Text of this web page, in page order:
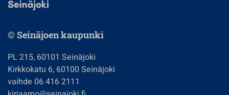
© Seinäjoen kaupunki
PL 215, 60101 Seinäjoki
Kirkkokatu 6, 60100 Seinäjoki
vaihde 06 416 2111